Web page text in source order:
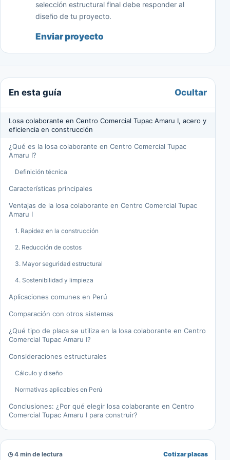
selección estructural final debe responder al
diseño de tu proyecto.
Enviar proyecto
En esta guía Ocultar
Losa colaborante en Centro Comercial Tupac Amaru I, acero y
eficiencia en construcción
¿Qué es la losa colaborante en Centro Comercial Tupac
Amaru I?
Definición técnica
Características principales
Ventajas de la losa colaborante en Centro Comercial Tupac
Amaru I
1. Rapidez en la construcción
2. Reducción de costos
3. Mayor seguridad estructural
4. Sostenibilidad y limpieza
Aplicaciones comunes en Perú
Comparación con otros sistemas
¿Qué tipo de placa se utiliza en la losa colaborante en Centro
Comercial Tupac Amaru I?
Consideraciones estructurales
Cálculo y diseño
Normativas aplicables en Perú
Conclusiones: ¿Por qué elegir losa colaborante en Centro
Comercial Tupac Amaru I para construir?
◷ 4 min de lectura Cotizar placas